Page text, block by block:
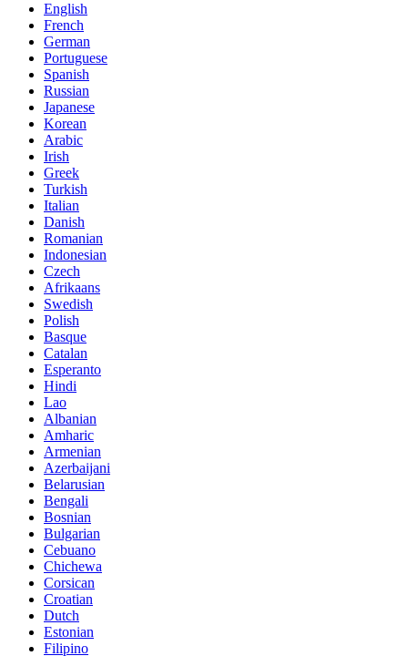
English
French
German
Portuguese
Spanish
Russian
Japanese
Korean
Arabic
Irish
Greek
Turkish
Italian
Danish
Romanian
Indonesian
Czech
Afrikaans
Swedish
Polish
Basque
Catalan
Esperanto
Hindi
Lao
Albanian
Amharic
Armenian
Azerbaijani
Belarusian
Bengali
Bosnian
Bulgarian
Cebuano
Chichewa
Corsican
Croatian
Dutch
Estonian
Filipino